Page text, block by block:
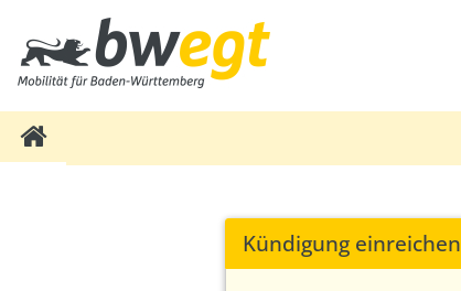
Kündigung einreichen